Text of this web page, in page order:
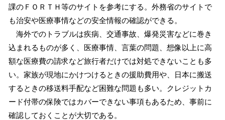
課のＦＯＲＴＨ等のサイトを参考にする。外務省のサイトで
も治安や医療事情などの安全情報の確認ができる。
海外でのトラブルは疾病、交通事故、爆発災害などに巻き
込まれるものが多く、医療事情、言葉の問題、想像以上に高
額な医療費の請求など旅行者だけでは対処できないことも多
い。家族が現地にかけつけるときの援助費用や、日本に搬送
するときの移送料手配など困難な問題も多い。クレジットカ
ード付帯の保険ではカバーできない事項もあるため、事前に
確認しておくことが大切である。